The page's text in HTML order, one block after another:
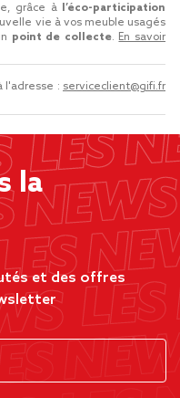
grâce à
l’éco-participation
vie à vos meuble usagés
point de collecte. En savoir
l'adresse : serviceclient@gifi.fr
la
et des offres